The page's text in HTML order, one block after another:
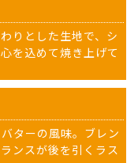
りとした生地で、シ
を込めて焼き上げて
ターの風味。ブレン
ンスが後を引くラス